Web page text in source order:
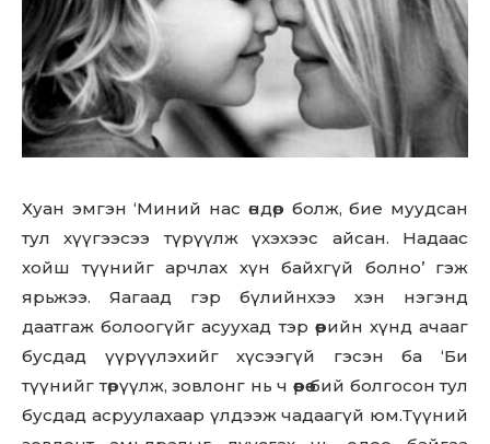
Хуан эмгэн ‘Миний нас өндөр болж, бие муудсан
тул хүүгээсээ түрүүлж үхэхээс айсан. Надаас
хойш түүнийг арчлах хүн байхгүй болно’ гэж
ярьжээ. Яагаад гэр бүлийнхээ хэн нэгэнд
даатгаж болоогүйг асуухад тэр өөрийн хүнд ачааг
бусдад үүрүүлэхийг хүсээгүй гэсэн ба ‘Би
түүнийг төрүүлж, зовлонг нь ч өөрөө бий болгосон тул
бусдад асруулахаар үлдээж чадаагүй юм.Түүний